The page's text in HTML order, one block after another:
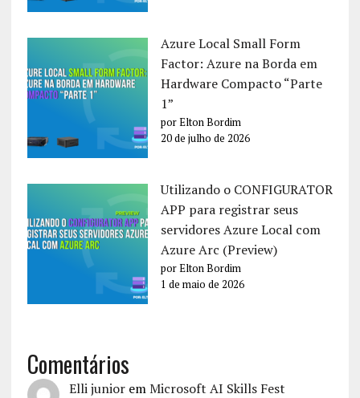
Azure Local Small Form
Factor: Azure na Borda em
Hardware Compacto “Parte
1”
por Elton Bordim
20 de julho de 2026
Utilizando o CONFIGURATOR
APP para registrar seus
servidores Azure Local com
Azure Arc (Preview)
por Elton Bordim
1 de maio de 2026
Comentários
Elli junioremMicrosoft AI Skills Fest